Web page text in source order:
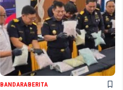
BANDARABERITA